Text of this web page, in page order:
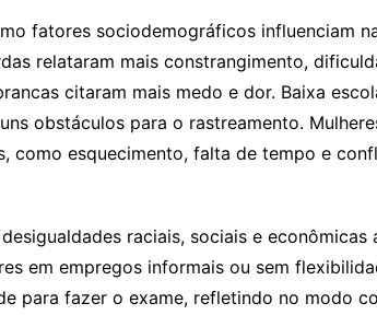
fatores sociodemográficos influenciam
relataram mais constrangimento,
citaram mais medo e dor. Baixa
obstáculos para o rastreamento.
como esquecimento, falta de tempo e
raciais, sociais e econômicas
em empregos informais ou sem
para fazer o exame, refletindo no modo